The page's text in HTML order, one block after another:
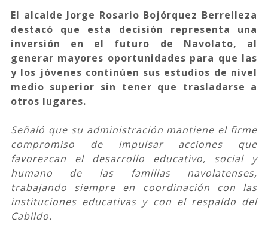
El alcalde Jorge Rosario Bojórquez Berrelleza
destacó que esta decisión representa una
inversión en el futuro de Navolato, al
generar mayores oportunidades para que las
y los jóvenes continúen sus estudios de nivel
medio superior sin tener que trasladarse a
otros lugares.
Señaló que su administración mantiene el firme
compromiso de impulsar acciones que
favorezcan el desarrollo educativo, social y
humano de las familias navolatenses,
trabajando siempre en coordinación con las
instituciones educativas y con el respaldo del
Cabildo.